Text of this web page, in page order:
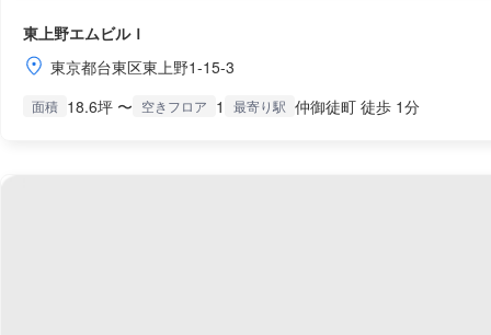
東上野エムビルＩ
東京都台東区東上野1-15-3
面積 18.6坪 〜 空きフロア 1 最寄り駅 仲御徒町 徒歩 1分